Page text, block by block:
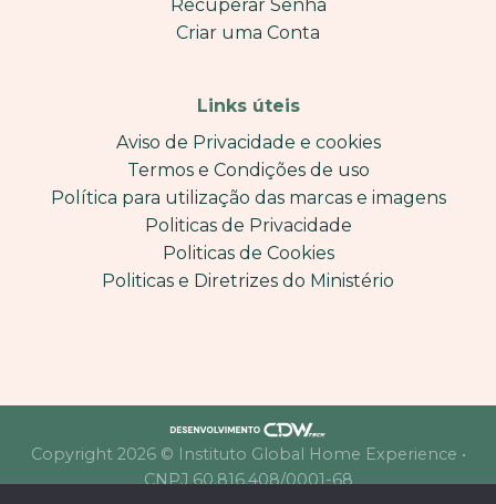
Recuperar Senha
Criar uma Conta
Links úteis
Aviso de Privacidade e cookies
Termos e Condições de uso
Política para utilização das marcas e imagens
Politicas de Privacidade
Politicas de Cookies
Politicas e Diretrizes do Ministério
Copyright 2026 © Instituto Global Home Experience •
CNPJ 60.816.408/0001-68